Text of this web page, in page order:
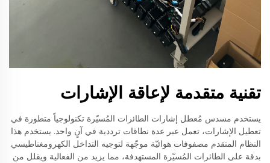
تقنية متقدمة لإعاقة الإشارات
يستخدم مسدس مُعطل إشارات الطائرات المُسيّرة تكنولوجياً متطورة في
تعطيل الإشارات، تعمل عبر عدة نطاقات ترددية في آنٍ واحد. يستخدم هذا
النظام المتقدم مصفوفات هوائيّة موجّهة لتوجيه التداخل الكهرومغناطيسي
بدقة على الطائرات المُسيّرة المستهدفة، مما يزيد من الفعالية ويقلل من